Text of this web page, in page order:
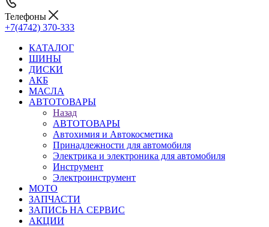
Телефоны
+7(4742) 370-333
КАТАЛОГ
ШИНЫ
ДИСКИ
АКБ
МАСЛА
АВТОТОВАРЫ
Назад
АВТОТОВАРЫ
Автохимия и Автокосметика
Принадлежности для автомобиля
Электрика и электроника для автомобиля
Инструмент
Электроинструмент
МОТО
ЗАПЧАСТИ
ЗАПИСЬ НА СЕРВИС
АКЦИИ